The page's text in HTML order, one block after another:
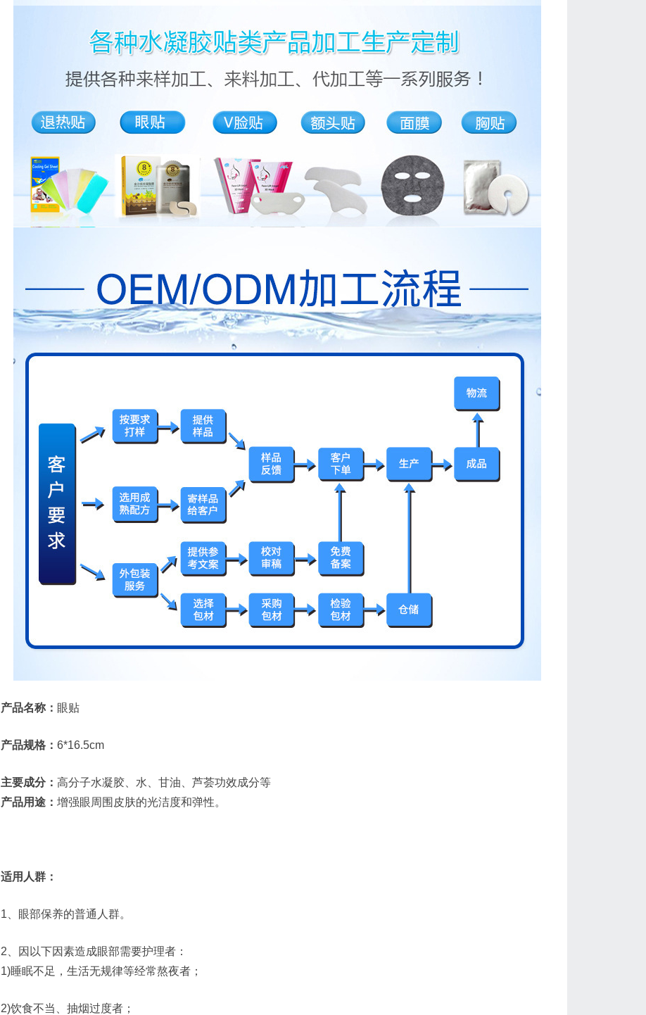
产品名称： 眼贴
产品规格： 6*16.5cm
主要成分： 高分子水凝胶、水、甘油、芦荟功效成分等
产品用途： 增强眼周围皮肤的光洁度和弹性。
适用人群：
1、眼部保养的普通人群。
2、因以下因素造成眼部需要护理者：
1)睡眠不足，生活无规律等经常熬夜者；
2)饮食不当、抽烟过度者；